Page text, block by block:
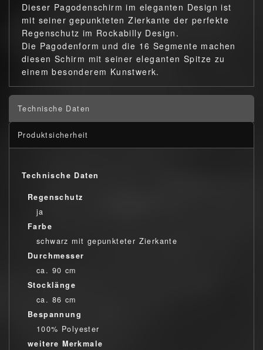
Dieser Pagodenschirm im eleganten Design ist
mit seiner gepunkteten Zierkante der perfekte
Regenschutz im Rockabilly Design.
Die Pagodenform und die 16 Segmente machen
diesen Schirm mit seiner eleganten Spitze zu
einem besonderem Kunstwerk.
Technische Daten
Produktsicherheit
Technische Daten
Regenschutz
ja
Farbe
schwarz mit gepunkteter Zierkante
Durchmesser
ca. 90 cm
Stocklänge
ca. 86 cm
Bespannung
100% Polyester
weitere Merkmale